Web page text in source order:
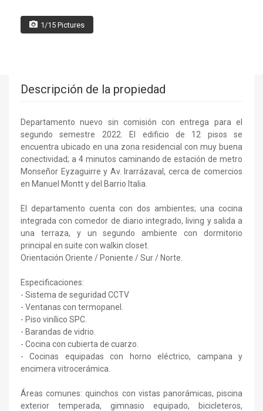
1/15 Pictures
Descripción de la propiedad
Departamento nuevo sin comisión con entrega para el
segundo semestre 2022. El edificio de 12 pisos se
encuentra ubicado en una zona residencial con muy buena
conectividad; a 4 minutos caminando de estación de metro
Monseñor Eyzaguirre y Av. Irarrázaval, cerca de comercios
en Manuel Montt y del Barrio Italia.
El departamento cuenta con dos ambientes; una cocina
integrada con comedor de diario integrado, living y salida a
una terraza, y un segundo ambiente con dormitorio
principal en suite con walkin closet.
Orientación Oriente / Poniente / Sur / Norte.
Especificaciones:
- Sistema de seguridad CCTV
- Ventanas con termopanel.
- Piso vinílico SPC.
- Barandas de vidrio.
- Cocina con cubierta de cuarzo.
- Cocinas equipadas con horno eléctrico, campana y
encimera vitrocerámica.
Áreas comunes: quinchos con vistas panorámicas, piscina
exterior temperada, gimnasio equipado, bicicleteros,